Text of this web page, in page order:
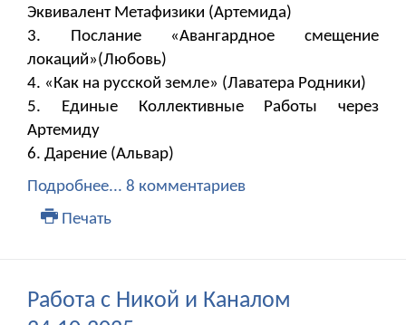
Эквивалент Метафизики (Артемида)
3. Послание «Авангардное смещение
локаций»(Любовь)
4. «Как на русской земле» (Лаватера Родники)
5. Единые Коллективные Работы через
Артемиду
6. Дарение (Альвар)
Подробнее... 8 комментариев
Печать
Работа с Никой и Каналом